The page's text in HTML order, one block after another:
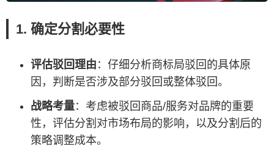
1. 确定分割必要性
评估驳回理由 ：仔细分析商标局驳回的具体原
因，判断是否涉及部分驳回或整体驳回。
战略考量：考虑被驳回商品/服务对品牌的重要
性，评估分割对市场布局的影响，以及分割后的
策略调整成本。